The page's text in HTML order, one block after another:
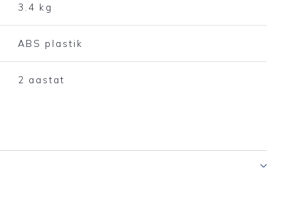
3.4 kg
ABS plastik
2 aastat